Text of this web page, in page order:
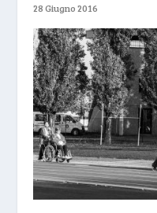
28 Giugno 2016